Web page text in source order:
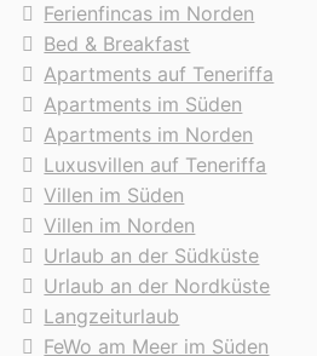
Ferienfincas im Norden
Bed & Breakfast
Apartments auf Teneriffa
Apartments im Süden
Apartments im Norden
Luxusvillen auf Teneriffa
Villen im Süden
Villen im Norden
Urlaub an der Südküste
Urlaub an der Nordküste
Langzeiturlaub
FeWo am Meer im Süden